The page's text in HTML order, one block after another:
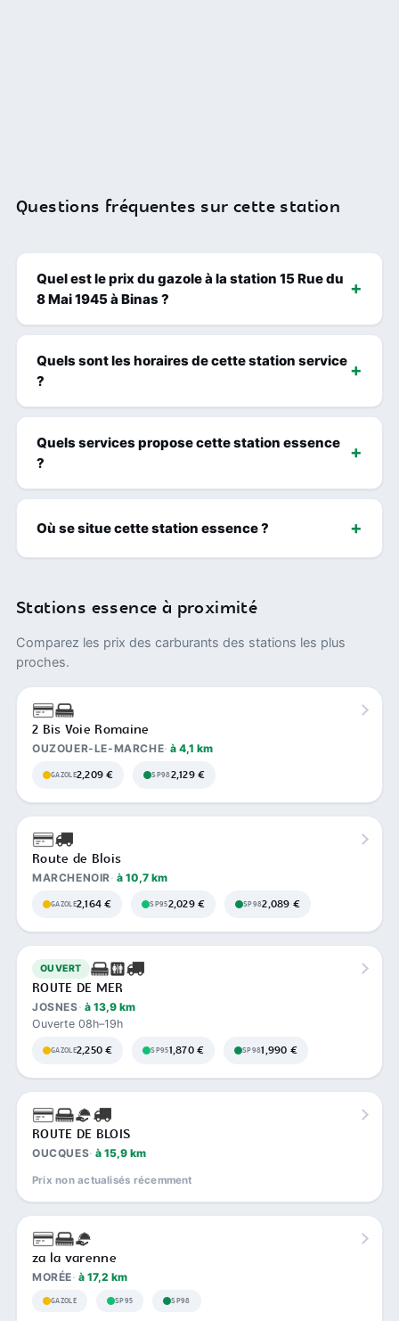
Questions fréquentes sur cette station
Quel est le prix du gazole à la station 15 Rue du
8 Mai 1945 à Binas ?
Quels sont les horaires de cette station service
?
Quels services propose cette station essence
?
Où se situe cette station essence ?
Stations essence à proximité
Comparez les prix des carburants des stations les plus
proches.
2 Bis Voie Romaine
OUZOUER-LE-MARCHE à 4,1 km
GAZOLE2,209 € SP982,129 €
Route de Blois
MARCHENOIR à 10,7 km
GAZOLE2,164 € SP952,029 € SP982,089 €
OUVERT
ROUTE DE MER
JOSNES à 13,9 km
Ouverte 08h–19h
GAZOLE2,250 € SP951,870 € SP981,990 €
ROUTE DE BLOIS
OUCQUES à 15,9 km
Prix non actualisés récemment
za la varenne
MORÉE à 17,2 km
GAZOLE SP95 SP98